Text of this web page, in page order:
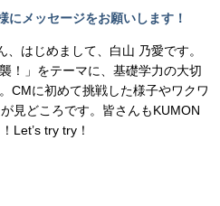
にメッセージをお願いします！
はじめまして、白山 乃愛です。
！」をテーマに、基礎学力の大切
CMに初めて挑戦した様子やワクワ
見どころです。皆さんもKUMON
Let’s try try！